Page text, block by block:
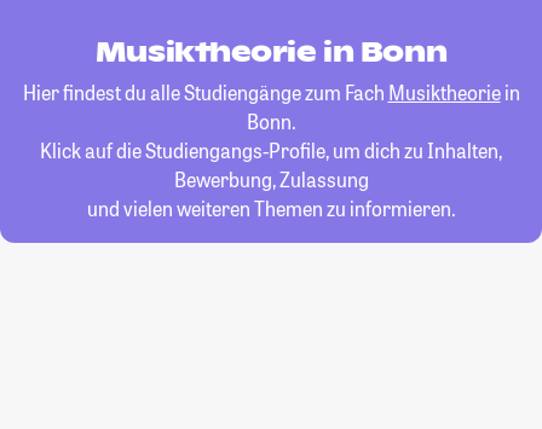
Musiktheorie in Bonn
Hier findest du alle Studiengänge zum Fach Musiktheoriein
Bonn.
Klick auf die Studiengangs-Profile, um dich zu Inhalten,
Bewerbung, Zulassung
und vielen weiteren Themen zu informieren.